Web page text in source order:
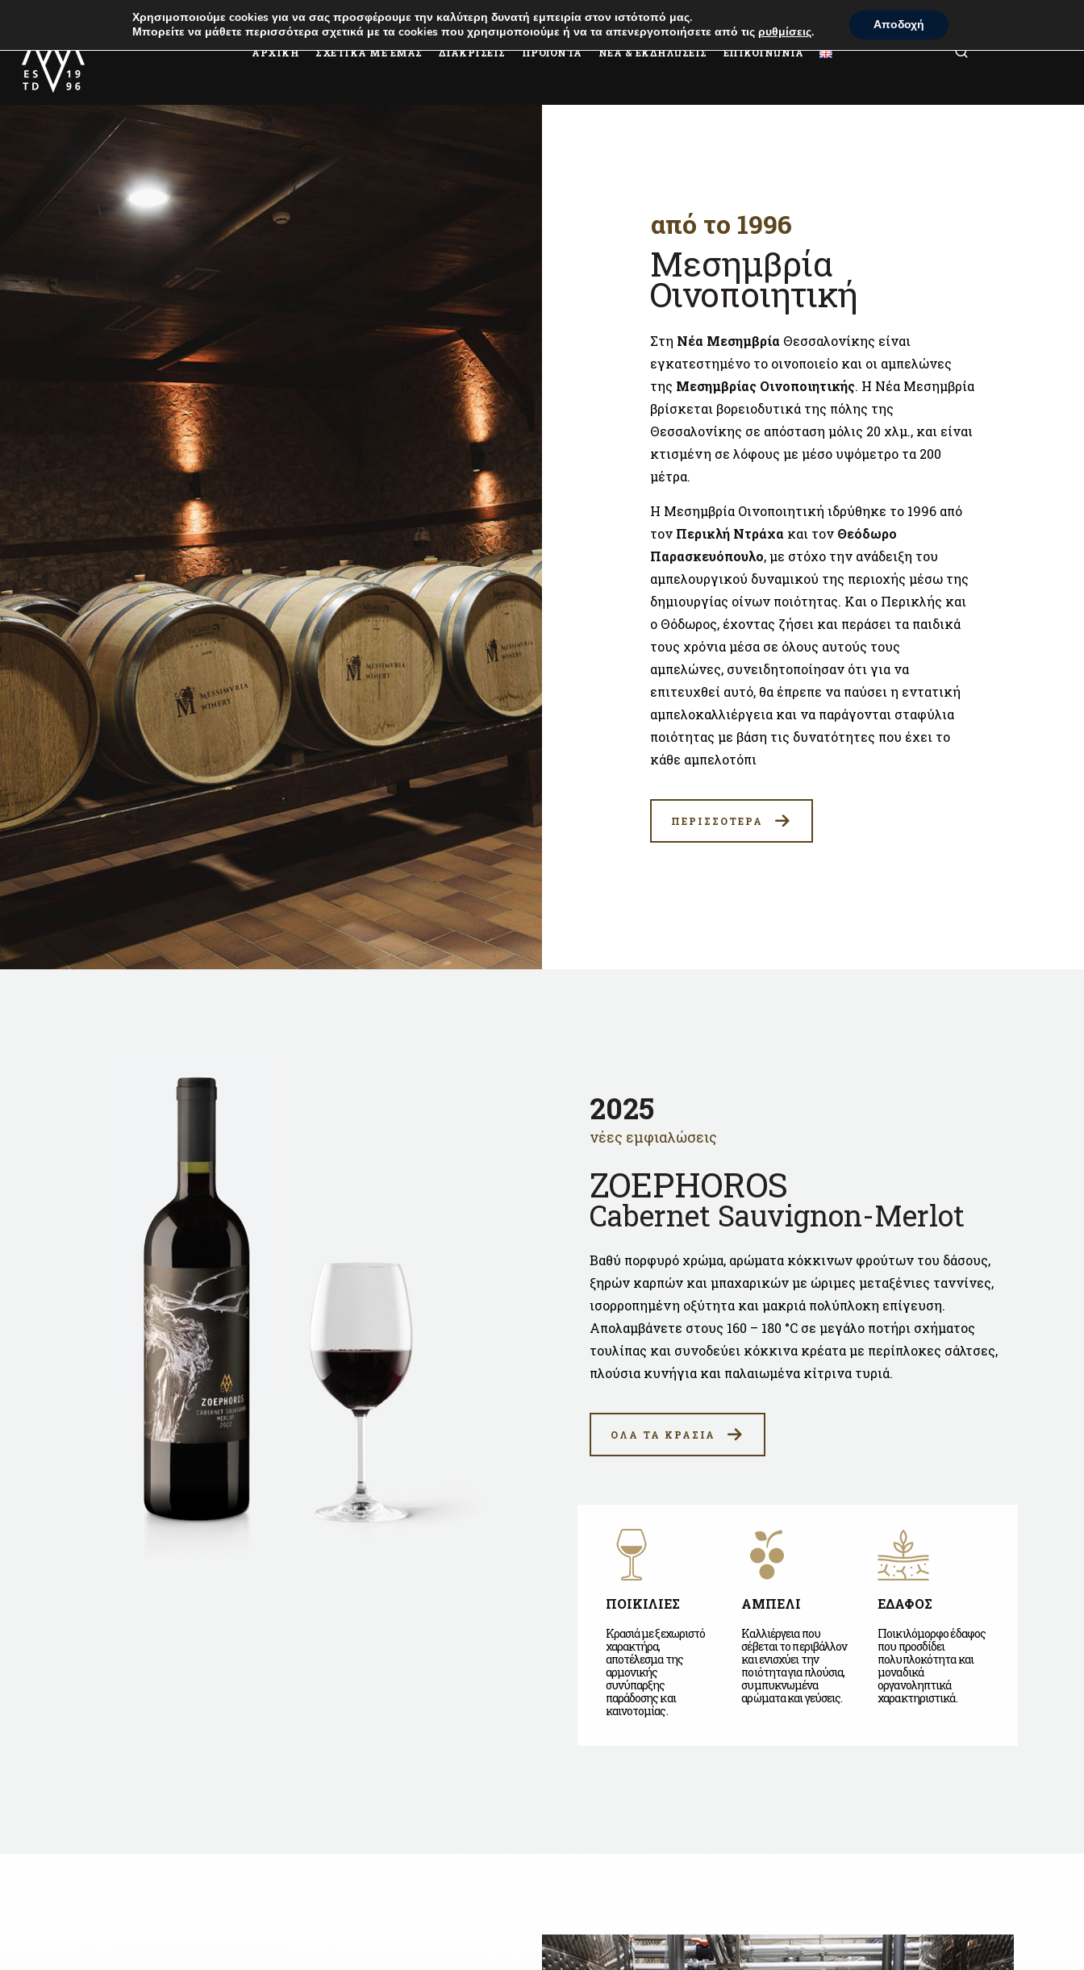
ΑΡΧΙΚΗ ΣΧΕΤΙΚΑ ΜΕ ΕΜΑΣ ΔΙΑΚΡΙΣΕΙΣ ΠΡΟΪΟΝΤΑ ΝΕΑ & ΕΚΔΗΛΩΣΕΙΣ ΕΠΙΚΟΙΝΩΝΙΑ
από το 1996
Μεσημβρία
Οινοποιητική
Στη Νέα Μεσημβρία Θεσσαλονίκης είναι
εγκατεστημένο το οινοποιείο και οι αμπελώνες
της Μεσημβρίας Οινοποιητικής. Η Νέα Μεσημβρία
βρίσκεται βορειοδυτικά της πόλης της
Θεσσαλονίκης σε απόσταση μόλις 20 χλμ., και είναι
κτισμένη σε λόφους με μέσο υψόμετρο τα 200
μέτρα.
Η Μεσημβρία Οινοποιητική ιδρύθηκε το 1996 από
τον Περικλή Ντράχα και τον Θεόδωρο
Παρασκευόπουλο, με στόχο την ανάδειξη του
αμπελουργικού δυναμικού της περιοχής μέσω της
δημιουργίας οίνων ποιότητας. Και ο Περικλής και
ο Θόδωρος, έχοντας ζήσει και περάσει τα παιδικά
τους χρόνια μέσα σε όλους αυτούς τους
αμπελώνες, συνειδητοποίησαν ότι για να
επιτευχθεί αυτό, θα έπρεπε να παύσει η εντατική
αμπελοκαλλιέργεια και να παράγονται σταφύλια
ποιότητας με βάση τις δυνατότητες που έχει το
κάθε αμπελοτόπι
ΠΕΡΙΣΣΟΤΕΡΑ
2025
νέες εμφιαλώσεις
ZOEPHOROS
Cabernet Sauvignon-Merlot
Βαθύ πορφυρό χρώμα, αρώματα κόκκινων φρούτων του δάσους,
ξηρών καρπών και μπαχαρικών με ώριμες μεταξένιες ταννίνες,
ισορροπημένη οξύτητα και μακριά πολύπλοκη επίγευση.
Απολαμβάνετε στους 160 – 180 °C σε μεγάλο ποτήρι σχήματος
τουλίπας και συνοδεύει κόκκινα κρέατα με περίπλοκες σάλτσες,
πλούσια κυνήγια και παλαιωμένα κίτρινα τυριά.
ΟΛΑ ΤΑ ΚΡΑΣΙΑ
ΠΟΙΚΙΛΙΕΣ
Κρασιά με ξεχωριστό
χαρακτήρα,
αποτέλεσμα της
αρμονικής
συνύπαρξης
παράδοσης και
καινοτομίας.
ΑΜΠΕΛΙ
Καλλιέργεια που
σέβεται το περιβάλλον
και ενισχύει την
ποιότητα για πλούσια,
συμπυκνωμένα
αρώματα και γεύσεις.
ΕΔΑΦΟΣ
Ποικιλόμορφο έδαφος
που προσδίδει
πολυπλοκότητα και
μοναδικά
οργανοληπτικά
χαρακτηριστικά.
Χρησιμοποιούμε cookies για να σας προσφέρουμε την καλύτερη δυνατή εμπειρία στον ιστότοπό μας.
Μπορείτε να μάθετε περισσότερα σχετικά με τα cookies που χρησιμοποιούμε ή να τα απενεργοποιήσετε από τις ρυθμίσεις. Αποδοχή